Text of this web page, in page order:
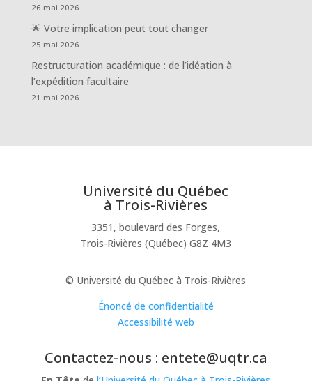
26 mai 2026
🌟 Votre implication peut tout changer
25 mai 2026
Restructuration académique : de l’idéation à
l’expédition facultaire
21 mai 2026
Université du Québec
à Trois-Rivières
3351, boulevard des Forges,
Trois-Rivières (Québec) G8Z 4M3
© Université du Québec à Trois-Rivières
Énoncé de confidentialité
Accessibilité web
Contactez-nous : entete@uqtr.ca